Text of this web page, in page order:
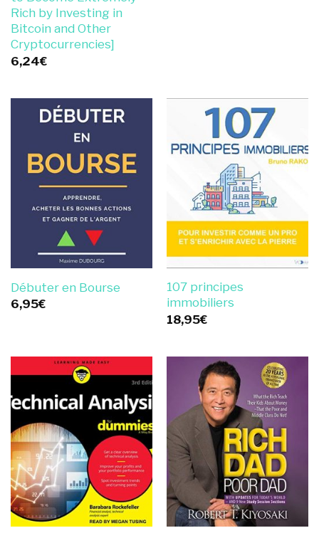
Rich by Investing in
Bitcoin and Other
Cryptocurrencies]
6,24€
Débuter en Bourse
6,95€
107 principes
immobiliers
18,95€